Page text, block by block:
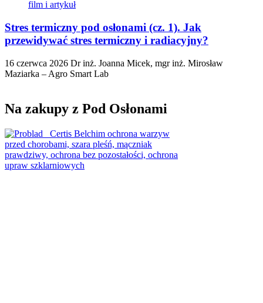
Stres termiczny pod osłonami (cz. 1). Jak
przewidywać stres termiczny i radiacyjny?
16 czerwca 2026 Dr inż. Joanna Micek, mgr inż. Mirosław
Maziarka – Agro Smart Lab
Na zakupy z Pod Osłonami